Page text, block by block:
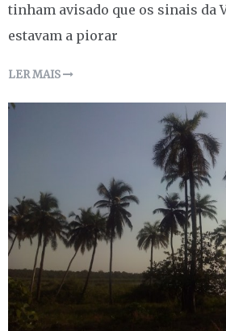
tinham avisado que os sinais da
estavam a piorar
LER MAIS